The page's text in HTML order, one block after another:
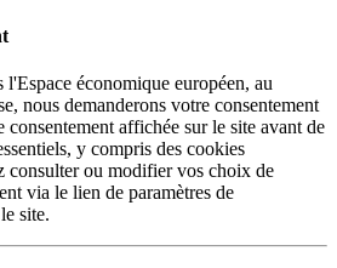
économique européen, au
nous demanderons votre consentement
consentement affichée sur le site avant de
y compris des cookies
consulter ou modifier vos choix de
via le lien de paramètres de
site.